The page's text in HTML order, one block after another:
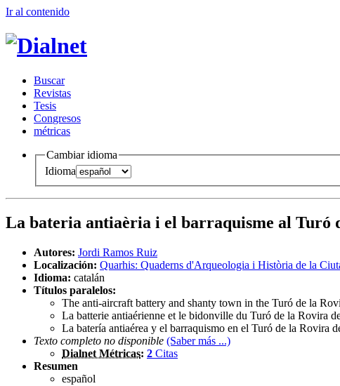
Ir al contenido
Buscar
Revistas
Tesis
Congresos
métricas
Cambiar idioma
Idioma
La bateria antiaèria i el barraquisme al Turó
Autores: Jordi Ramos Ruiz
Localización: Quarhis: Quaderns d'Arqueologia i Història de la
Idioma: catalán
Títulos paralelos:
The anti-aircraft battery and shanty town in the Turó de la
La batterie antiaérienne et le bidonville du Turó de la Rovira
La batería antiaérea y el barraquismo en el Turó de la Rovira
Texto completo no disponible (Saber más ...)
Dialnet Métricas: 2 Citas
Resumen
español